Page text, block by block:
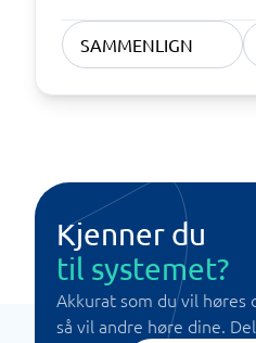
SAMMENLIGN
Kjenner du
til systemet?
Akkurat som du vil høres
så vil andre høre dine.